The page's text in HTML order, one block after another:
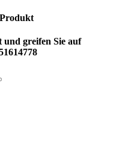
greifen Sie auf